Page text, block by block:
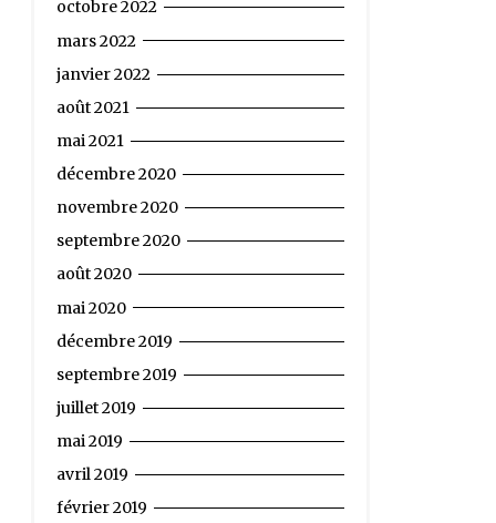
octobre 2022
mars 2022
janvier 2022
août 2021
mai 2021
décembre 2020
novembre 2020
septembre 2020
août 2020
mai 2020
décembre 2019
septembre 2019
juillet 2019
mai 2019
avril 2019
février 2019